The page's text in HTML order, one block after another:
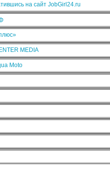
на сайт JobGirl24.ru
MEDIA
Moto